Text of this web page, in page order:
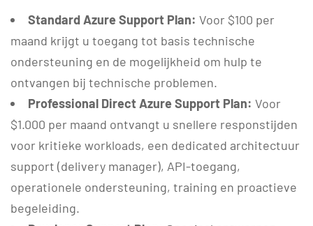
Standard Azure Support Plan: Voor $100 per
maand krijgt u toegang tot basis technische
ondersteuning en de mogelijkheid om hulp te
ontvangen bij technische problemen.
Professional Direct Azure Support Plan: Voor
$1.000 per maand ontvangt u snellere responstijden
voor kritieke workloads, een dedicated architectuur
support (delivery manager), API-toegang,
operationele ondersteuning, training en proactieve
begeleiding.